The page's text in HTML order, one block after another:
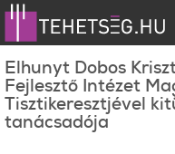
Elhunyt Dobos
Fejlesztő Intézet
Tisztikeresztjével
tanácsadója